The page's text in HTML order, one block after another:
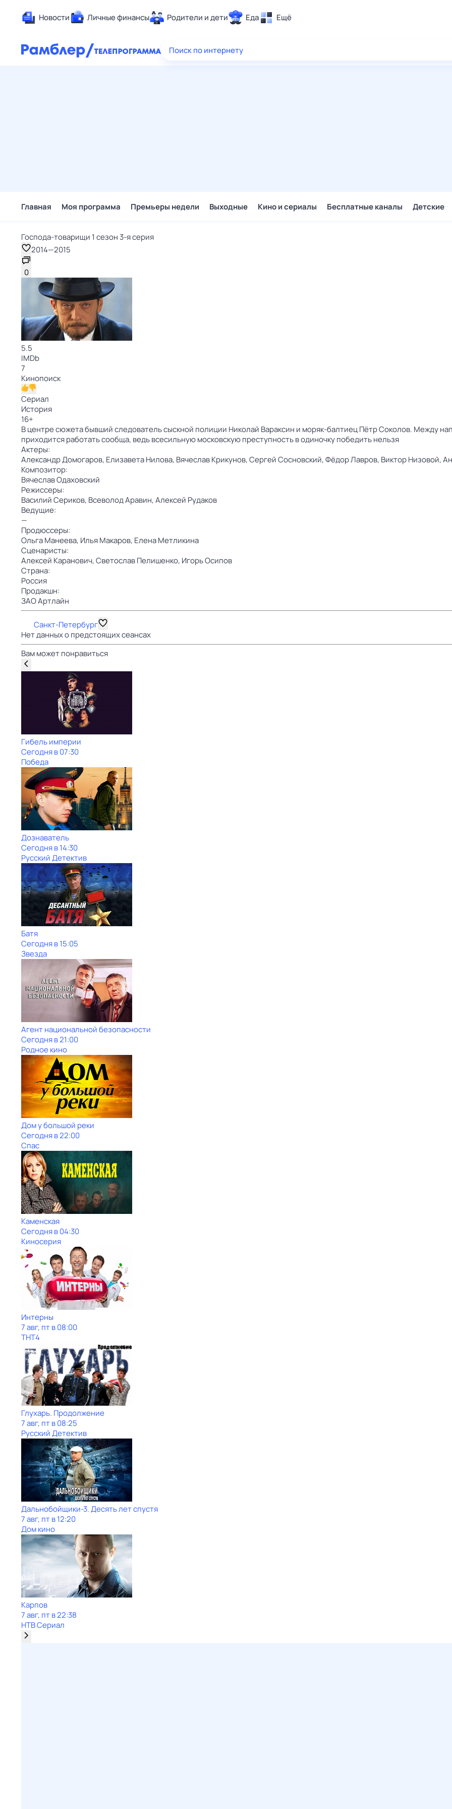
Новости Личные финансы Родители и дети Еда Ещё
Здоровье
Поиск по интернету
Главная Моя программа Премьеры недели Выходные Кино и сериалы Бесплатные каналы Детские
Господа-товарищи 1 сезон 3-я серия
2014—2015
0
5.5
IMDb
7
Кинопоиск
Сериал
История
16+
В центре сюжета бывший следователь сыскной полиции Николай Вараксин и моряк-балтиец Пётр Соколов. Между
приходится работать сообща, ведь всесильную московскую преступность в одиночку победить нельзя
Актеры:
Александр Домогаров, Елизавета Нилова, Вячеслав Крикунов,Сергей Сосновский,Фёдор Лавров, Виктор Низовой,
Композитор:
Вячеслав Одаховский
Режиссеры:
Василий Сериков, Всеволод Аравин,Алексей Рудаков
Ведущие:
—
Продюссеры:
Ольга Манеева, Илья Макаров, Елена Метликина
Сценаристы:
Алексей Каранович,Светослав Пелишенко, Игорь Осипов
Страна:
Россия
Продакшн:
ЗАО Артлайн
Санкт-Петербург
Нет данных о предстоящих сеансах
Вам может понравиться
Гибель империи
Сегодня в 07:30
Победа
Дознаватель
Сегодня в 14:30
Русский Детектив
Батя
Сегодня в 15:05
Звезда
Агент национальной безопасности
Сегодня в 21:00
Родное кино
Дом у большой реки
Сегодня в 22:00
Спас
Каменская
Сегодня в 04:30
Киносерия
Интерны
7 авг, пт в 08:00
ТНТ4
Глухарь. Продолжение
7 авг, пт в 08:25
Русский Детектив
Дальнобойщики-3. Десять лет спустя
7 авг, пт в 12:20
Дом кино
Карпов
7 авг, пт в 22:38
НТВ Сериал